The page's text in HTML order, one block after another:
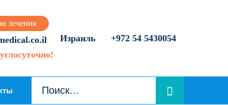
лечения
Израиль +972 54 5430054